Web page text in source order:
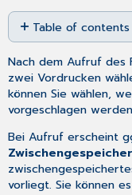
Save
as
PDF
Table of contents
Schädigungen
und
Ziele
Funktionstraining
Weitere
Angaben
Nach demAufruf des
zwei Vordrucken
können Sie wählen,
vorgeschlagen
Bei Aufruf erscheint
vorliegt. Sie können